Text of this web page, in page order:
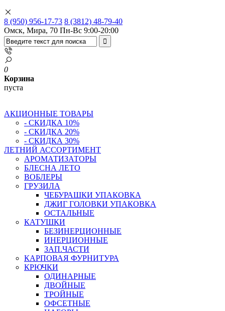
8 (950) 956-17-73 8 (3812) 48-79-40
Омск, Мира, 70 Пн-Вс 9:00-20:00
0
Корзина
пуста
АКЦИОННЫЕ ТОВАРЫ
- СКИДКА 10%
- СКИДКА 20%
- СКИДКА 30%
ЛЕТНИЙ АССОРТИМЕНТ
АРОМАТИЗАТОРЫ
БЛЕСНА ЛЕТО
ВОБЛЕРЫ
ГРУЗИЛА
ЧЕБУРАШКИ УПАКОВКА
ДЖИГ ГОЛОВКИ УПАКОВКА
ОСТАЛЬНЫЕ
КАТУШКИ
БЕЗИНЕРЦИОННЫЕ
ИНЕРЦИОННЫЕ
ЗАП.ЧАСТИ
КАРПОВАЯ ФУРНИТУРА
КРЮЧКИ
ОДИНАРНЫЕ
ДВОЙНЫЕ
ТРОЙНЫЕ
ОФСЕТНЫЕ